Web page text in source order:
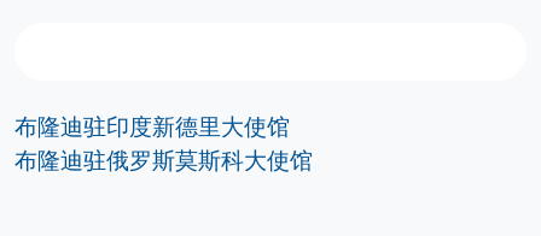
布隆迪驻印度新德里大使馆
布隆迪驻俄罗斯莫斯科大使馆